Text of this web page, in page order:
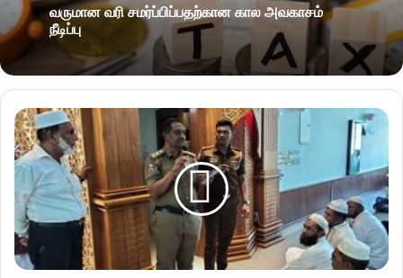
வருமான வரி சமர்ப்பிப்பதற்கான கால அவகாசம்
நீடிப்பு